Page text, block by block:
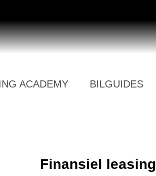
ACADEMY BILGUIDES
Finansiel leasing